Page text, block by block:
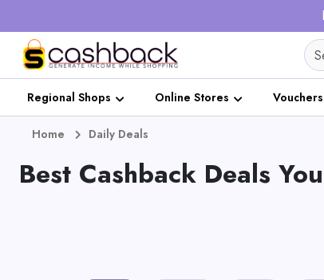
Regional Shops Online Stores
Home Daily Deals
Best Cashback Deals